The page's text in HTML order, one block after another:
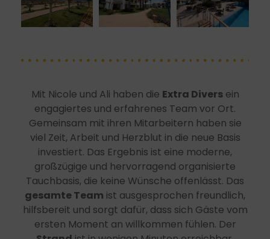
Mit Nicole und Ali haben die Extra Diversein
engagiertes und erfahrenes Team vor Ort.
Gemeinsam mit ihren Mitarbeitern haben sie
viel Zeit, Arbeit und Herzblut in die neue Basis
investiert. Das Ergebnis ist eine moderne,
großzügige und hervorragend organisierte
Tauchbasis, die keine Wünsche offenlässt. Das
gesamte Team ist ausgesprochen freundlich,
hilfsbereit und sorgt dafür, dass sich Gäste vom
ersten Moment an willkommen fühlen. Der